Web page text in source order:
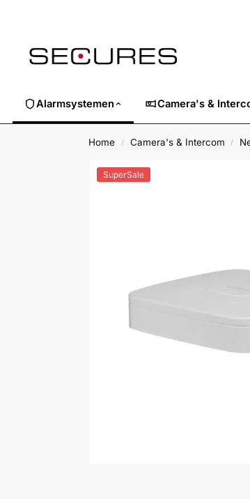
Alarmsystemen Camera's &
Home / Camera's & Intercom /
SuperSale